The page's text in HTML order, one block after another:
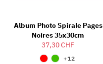
Album Photo Spirale Pages
Noires 35x30cm
37,30 CHF
+12